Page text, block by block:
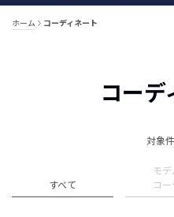
ホーム コーディネート
コーデ
対象
すべて
モデ
コ